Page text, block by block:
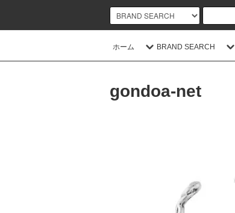
ホーム BRAND SEARCH
gondoa-net